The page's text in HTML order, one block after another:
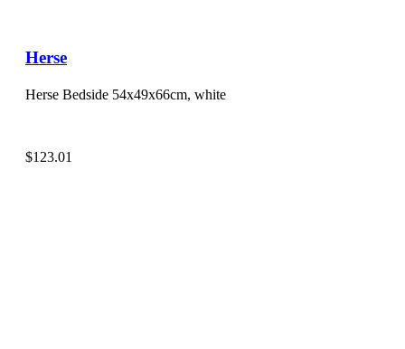
Herse
Herse Bedside 54x49x66cm, white
$123.01